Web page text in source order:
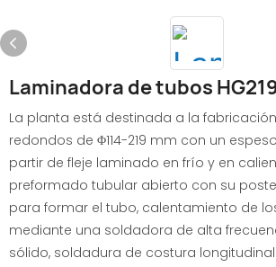
Laminadora de tubos
La planta está destinada a la
redondos de Φ114-219 mm con un
partir de fleje laminado en frío y en
preformado tubular abierto con su
para formar el tubo, calentamiento de
mediante una soldadora de alta
sólido, soldadura de costura